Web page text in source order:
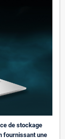
de stockage
fournissant une